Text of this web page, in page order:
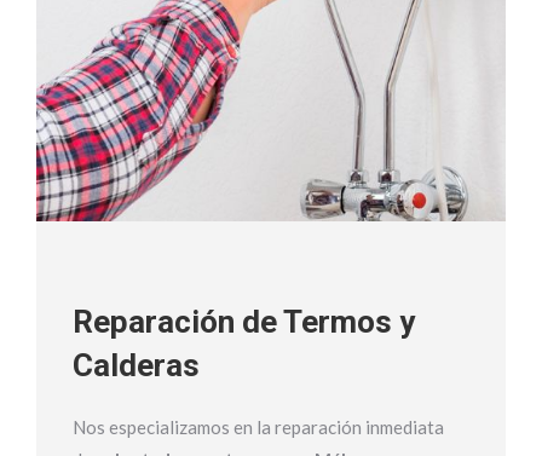
Reparación de Termos y
Calderas
Nos especializamos en la reparación inmediata